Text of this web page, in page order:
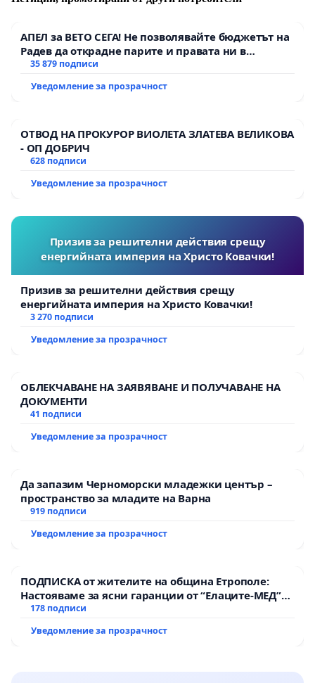
терапия
Психотерапевтичен институт по социална екология
на личността (ПИСЕЛ)
Фондация "Същност"
Сдружение "Родилница"
Списание "9 месеца"
АПЕЛ за ВЕТО СЕГА! Не позволявайте бюджетът на
Радев да открадне парите и правата ни в
тъмното
35 879 подписи
Уведомление за прозрачност
ОТВОД НА ПРОКУРОР ВИОЛЕТА ЗЛАТЕВА ВЕЛИКОВА
- ОП ДОБРИЧ
628 подписи
Уведомление за прозрачност
Призив за решителни действия срещу
енергийната империя на Христо Ковачки!
Призив за решителни действия срещу
енергийната империя на Христо Ковачки!
3 270 подписи
Уведомление за прозрачност
ОБЛЕКЧАВАНЕ НА ЗАЯВЯВАНЕ И ПОЛУЧАВАНЕ НА
ДОКУМЕНТИ
41 подписи
Уведомление за прозрачност
Да запазим Черноморски младежки център –
пространство за младите на Варна
919 подписи
Уведомление за прозрачност
ПОДПИСКА от жителите на община Етрополе:
Настояваме за ясни гаранции от “Елаците-МЕД”
АД и от държавата, че ще се изпълнят всички
178 подписи
Уведомление за прозрачност